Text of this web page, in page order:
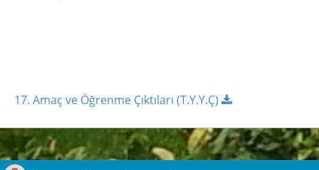
17. Amaç ve Öğrenme Çıktıları (T.Y.Y.Ç)
;